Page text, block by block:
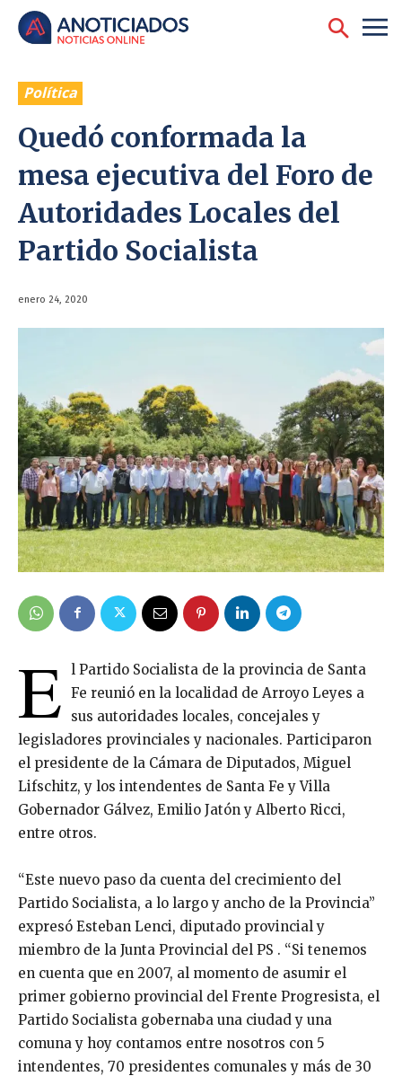
Política
Quedó conformada la
mesa ejecutiva del Foro de
Autoridades Locales del
Partido Socialista
enero 24, 2020
E l Partido Socialista de la provincia de Santa
Fe reunió en la localidad de Arroyo Leyes a
sus autoridades locales, concejales y
legisladores provinciales y nacionales. Participaron
el presidente de la Cámara de Diputados, Miguel
Lifschitz, y los intendentes de Santa Fe y Villa
Gobernador Gálvez, Emilio Jatón y Alberto Ricci,
entre otros.
“Este nuevo paso da cuenta del crecimiento del
Partido Socialista, a lo largo y ancho de la Provincia”
expresó Esteban Lenci, diputado provincial y
miembro de la Junta Provincial del PS . “Si tenemos
en cuenta que en 2007, al momento de asumir el
primer gobierno provincial del Frente Progresista, el
Partido Socialista gobernaba una ciudad y una
comuna y hoy contamos entre nosotros con 5
intendentes, 70 presidentes comunales y más de 30